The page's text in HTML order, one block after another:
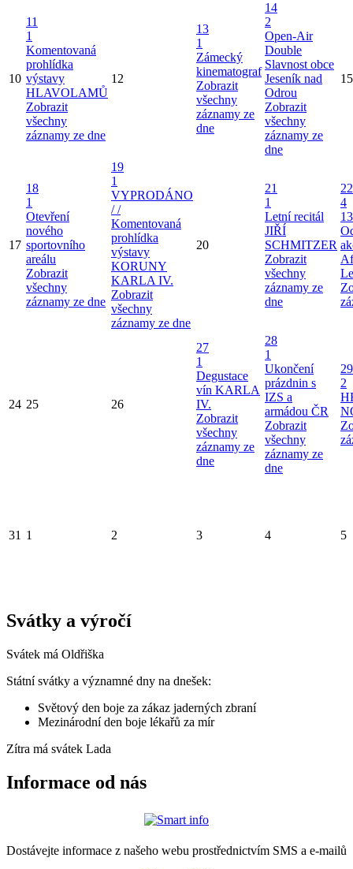
10
11
1
Komentovaná
prohlídka
výstavy
HLAVOLAMŮ
Zobrazit
všechny
záznamy ze dne
12
13
1
Zámecký
kinematograf
Zobrazit
všechny
záznamy ze
dne
14
2
Open-Air
Double
Slavnost obce
Jeseník nad
Odrou
Zobrazit
všechny
záznamy ze
dne
15
17
18
1
Otevření
nového
sportovního
areálu
Zobrazit
všechny
záznamy ze dne
19
1
VYPRODÁNO
/ /
Komentovaná
prohlídka
výstavy
KORUNY
KARLA IV.
Zobrazit
všechny
záznamy ze dne
20
21
1
Letní recitál
JIŘÍ
SCHMITZER
Zobrazit
všechny
záznamy ze
dne
22
4
24 25 26
27
1
Degustace
vín KARLA
IV.
Zobrazit
všechny
záznamy ze
dne
28
1
Ukončení
prázdnin s
IZS a
armádou ČR
Zobrazit
všechny
záznamy ze
dne
29
2
31 1 2 3 4 5
Svátky a výročí
Svátek má Oldřiška
Státní svátky a významné dny na dnešek:
Světový den boje za zákaz jaderných zbraní
Mezinárodní den boje lékařů za mír
Zítra má svátek Lada
Informace od nás
Dostávejte informace z našeho webu prostřednictvím SMS a e-mailů